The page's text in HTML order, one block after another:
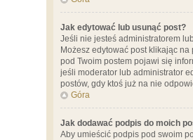
Jak edytować lub usunąć post?
Jeśli nie jesteś administratorem
Możesz edytować post klikając
pod Twoim postem pojawi się
jeśli moderator lub administrator
postów, gdy ktoś już na nie
Góra
Jak dodawać podpis do moich
Aby umieścić podpis pod swoim